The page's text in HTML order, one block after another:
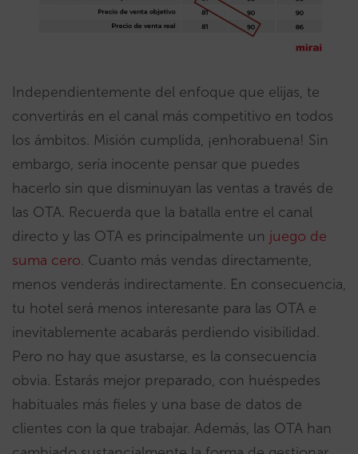
Independientemente del enfoque que elijas, te
convertirás en el canal más competitivo en todos
los ámbitos. Misión cumplida, ¡enhorabuena! Sin
embargo, sería inocente pensar que puedes
hacerlo sin que disminuyan las ventas a través de
las OTA. Recuerda que la batalla entre el canal
directo y las OTA es principalmente un juego de
suma cero. Cuanto más vendas directamente,
menos venderás indirectamente. En consecuencia,
tu hotel será menos interesante para las OTA e
inevitablemente acabarás perdiendo visibilidad.
Pero no hay que asustarse, es la consecuencia
obvia. Estarás mejor preparado, con huéspedes
habituales más fieles y una base de datos de
clientes con la que trabajar. Además, las OTA han